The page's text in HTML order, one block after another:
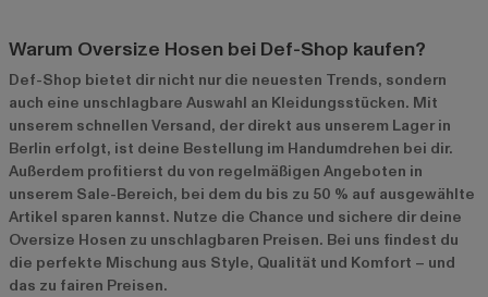
Warum Oversize Hosen bei Def-Shop kaufen?
Def-Shop bietet dir nicht nur die neuesten Trends, sondern
auch eine unschlagbare Auswahl an Kleidungsstücken. Mit
unserem schnellen Versand, der direkt aus unserem Lager in
Berlin erfolgt, ist deine Bestellung im Handumdrehen bei dir.
Außerdem profitierst du von regelmäßigen Angeboten in
unserem Sale-Bereich, bei dem du bis zu 50 % auf ausgewählte
Artikel sparen kannst. Nutze die Chance und sichere dir deine
Oversize Hosen zu unschlagbaren Preisen. Bei uns findest du
die perfekte Mischung aus Style, Qualität und Komfort – und
das zu fairen Preisen.